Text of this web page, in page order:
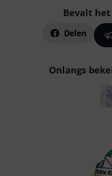
Bevalt
Delen
Onlangs